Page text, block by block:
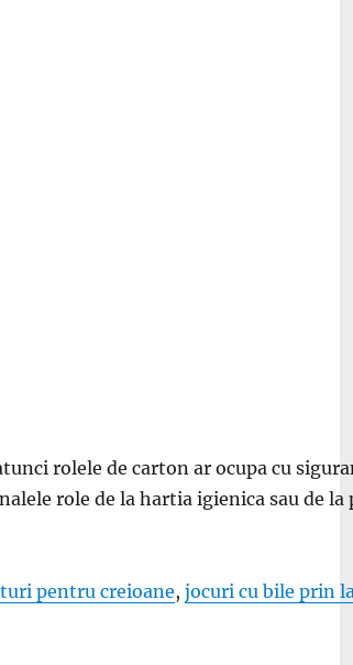
rolele de carton ar ocupa cu
role de la hartia igienica sau de
pentru creioane, jocuri cu bile prin